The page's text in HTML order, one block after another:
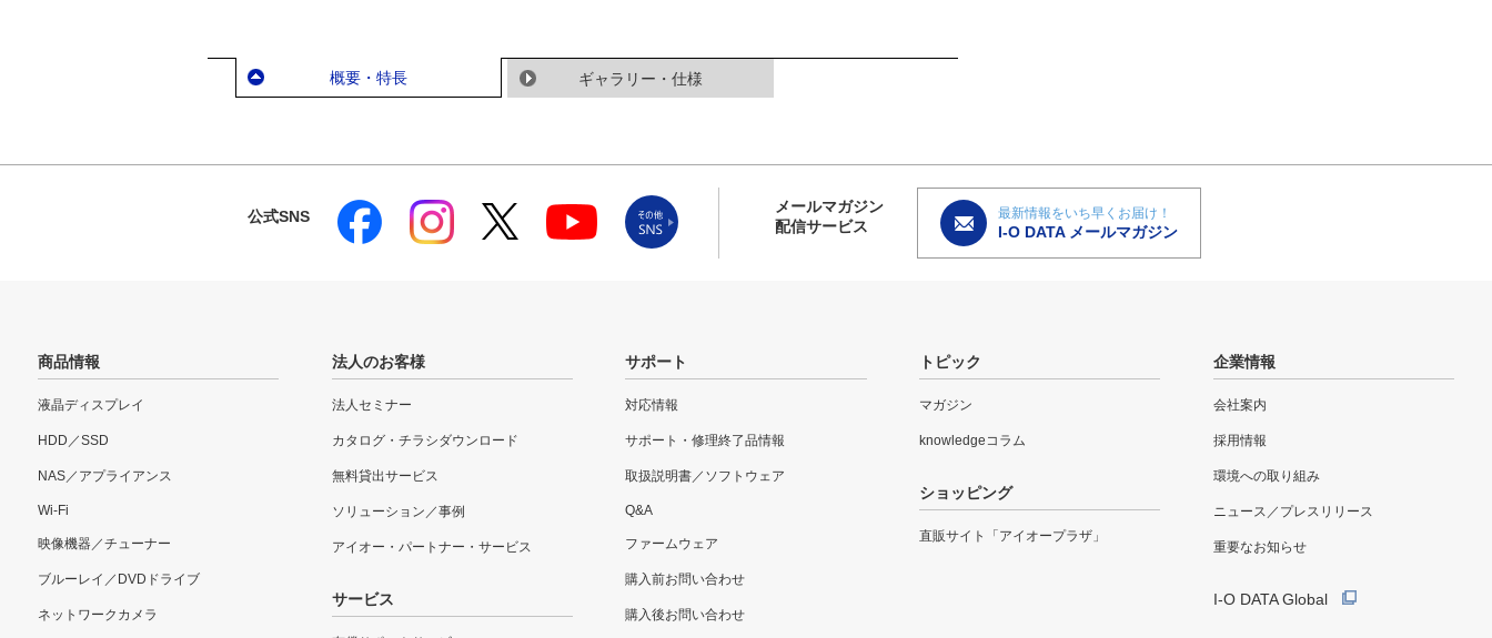
概要・特長 ギャラリー・仕様
公式SNS
メールマガジン
配信サービス
最新情報をいち早くお届け！
I-O DATA メールマガジン
商品情報
液晶ディスプレイ
HDD／SSD
NAS／アプライアンス
Wi-Fi
映像機器／チューナー
ブルーレイ／DVDドライブ
ネットワークカメラ
法人のお客様
法人セミナー
カタログ・チラシダウンロード
無料貸出サービス
ソリューション／事例
アイオー・パートナー・サービス
サービス
サポート
対応情報
サポート・修理終了品情報
取扱説明書／ソフトウェア
Q&A
ファームウェア
購入前お問い合わせ
購入後お問い合わせ
トピック
マガジン
knowledgeコラム
ショッピング
直販サイト「アイオープラザ」
企業情報
会社案内
採用情報
環境への取り組み
ニュース／プレスリリース
重要なお知らせ
I-O DATA Global